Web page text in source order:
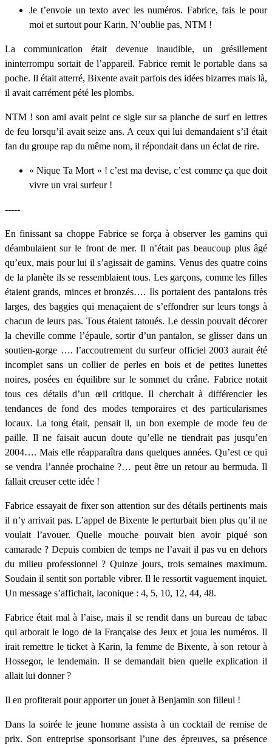
Je t’envoie un texto avec les numéros. Fabrice, fais le pour
moi et surtout pour Karin. N’oublie pas, NTM !
La communication était devenue inaudible, un grésillement
ininterrompu sortait de l’appareil. Fabrice remit le portable dans sa
poche. Il était atterré, Bixente avait parfois des idées bizarres mais là,
il avait carrément pété les plombs.
NTM ! son ami avait peint ce sigle sur sa planche de surf en lettres
de feu lorsqu’il avait seize ans. A ceux qui lui demandaient s’il était
fan du groupe rap du même nom, il répondait dans un éclat de rire.
« Nique Ta Mort » ! c’est ma devise, c’est comme ça que doit
vivre un vrai surfeur !
-----
En finissant sa choppe Fabrice se força à observer les gamins qui
déambulaient sur le front de mer. Il n’était pas beaucoup plus âgé
qu’eux, mais pour lui il s’agissait de gamins. Venus des quatre coins
de la planète ils se ressemblaient tous. Les garçons, comme les filles
étaient grands, minces et bronzés…. Ils portaient des pantalons très
larges, des baggies qui menaçaient de s’effondrer sur leurs tongs à
chacun de leurs pas. Tous étaient tatoués. Le dessin pouvait décorer
la cheville comme l’épaule, sortir d’un pantalon, se glisser dans un
soutien-gorge …. l’accoutrement du surfeur officiel 2003 aurait été
incomplet sans un collier de perles en bois et de petites lunettes
noires, posées en équilibre sur le sommet du crâne. Fabrice notait
tous ces détails d’un œil critique. Il cherchait à différencier les
tendances de fond des modes temporaires et des particularismes
locaux. La tong était, pensait il, un bon exemple de mode feu de
paille. Il ne faisait aucun doute qu’elle ne tiendrait pas jusqu’en
2004…. Mais elle réapparaîtra dans quelques années. Qu’est ce qui
se vendra l’année prochaine ?… peut être un retour au bermuda. Il
fallait creuser cette idée !
Fabrice essayait de fixer son attention sur des détails pertinents mais
il n’y arrivait pas. L’appel de Bixente le perturbait bien plus qu’il ne
voulait l’avouer. Quelle mouche pouvait bien avoir piqué son
camarade ? Depuis combien de temps ne l’avait il pas vu en dehors
du milieu professionnel ? Quinze jours, trois semaines maximum.
Soudain il sentit son portable vibrer. Il le ressortit vaguement inquiet.
Un message s’affichait, laconique : 4, 5, 10, 12, 44, 48.
Fabrice était mal à l’aise, mais il se rendit dans un bureau de tabac
qui arborait le logo de la Française des Jeux et joua les numéros. Il
irait remettre le ticket à Karin, la femme de Bixente, à son retour à
Hossegor, le lendemain. Il se demandait bien quelle explication il
allait lui donner ?
Il en profiterait pour apporter un jouet à Benjamin son filleul !
Dans la soirée le jeune homme assista à un cocktail de remise de
prix. Son entreprise sponsorisant l’une des épreuves, sa présence